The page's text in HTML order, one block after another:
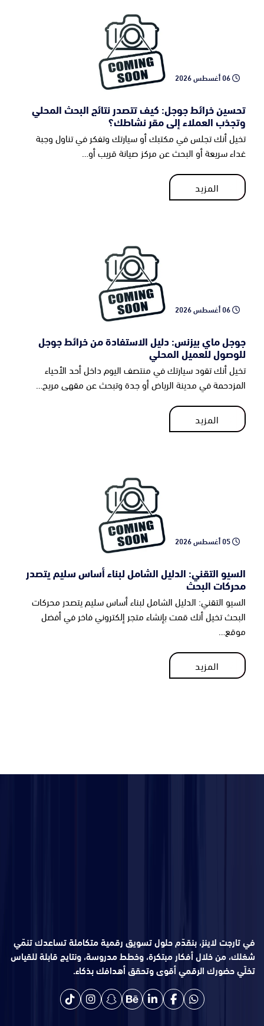
06 أغسطس 2026
تحسين خرائط جوجل: كيف تتصدر نتائج البحث المحلي
وتجذب العملاء إلى مقر نشاطك؟
تخيل أنك تجلس في مكتبك أو سيارتك وتفكر في تناول وجبة
غداء سريعة أو البحث عن مركز صيانة قريب أو…
المزيد
المزيد
06 أغسطس 2026
جوجل ماي بيزنس: دليل الاستفادة من خرائط جوجل
للوصول للعميل المحلي
تخيل أنك تقود سيارتك في منتصف اليوم داخل أحد الأحياء
المزدحمة في مدينة الرياض أو جدة وتبحث عن مقهى مريح…
المزيد
المزيد
05 أغسطس 2026
السيو التقني: الدليل الشامل لبناء أساس سليم يتصدر
محركات البحث
السيو التقني: الدليل الشامل لبناء أساس سليم يتصدر محركات
البحث تخيل أنك قمت بإنشاء متجر إلكتروني فاخر في أفضل
موقع…
المزيد
المزيد
في تارجت لاينز، بنقدّم حلول تسويق رقمية متكاملة تساعدك تنمّي
شغلك، من خلال أفكار مبتكرة، وخطط مدروسة، ونتايج قابلة للقياس
تخلّي حضورك الرقمي أقوى وتحقق أهدافك بذكاء.